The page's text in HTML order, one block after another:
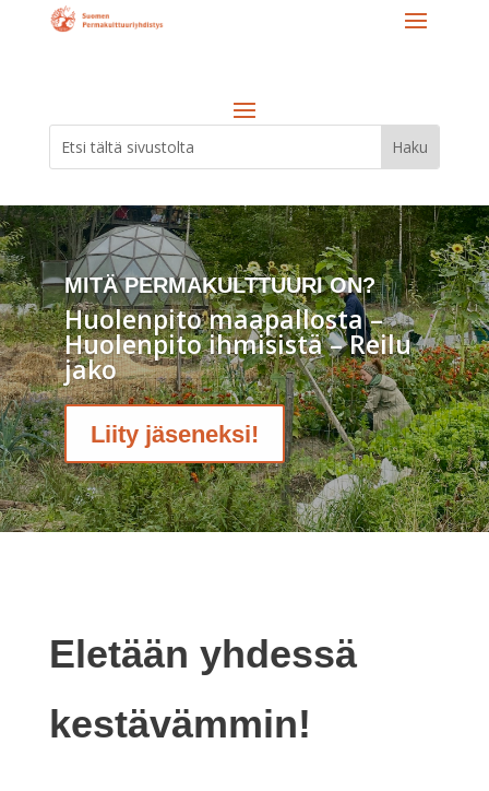
MITÄ PERMAKULTTUURI ON?
Huolenpito maapallosta –
Huolenpito ihmisistä – Reilu
jako
Liity jäseneksi!
Eletään yhdessä
kestävämmin!